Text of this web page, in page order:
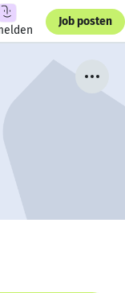
Job posten